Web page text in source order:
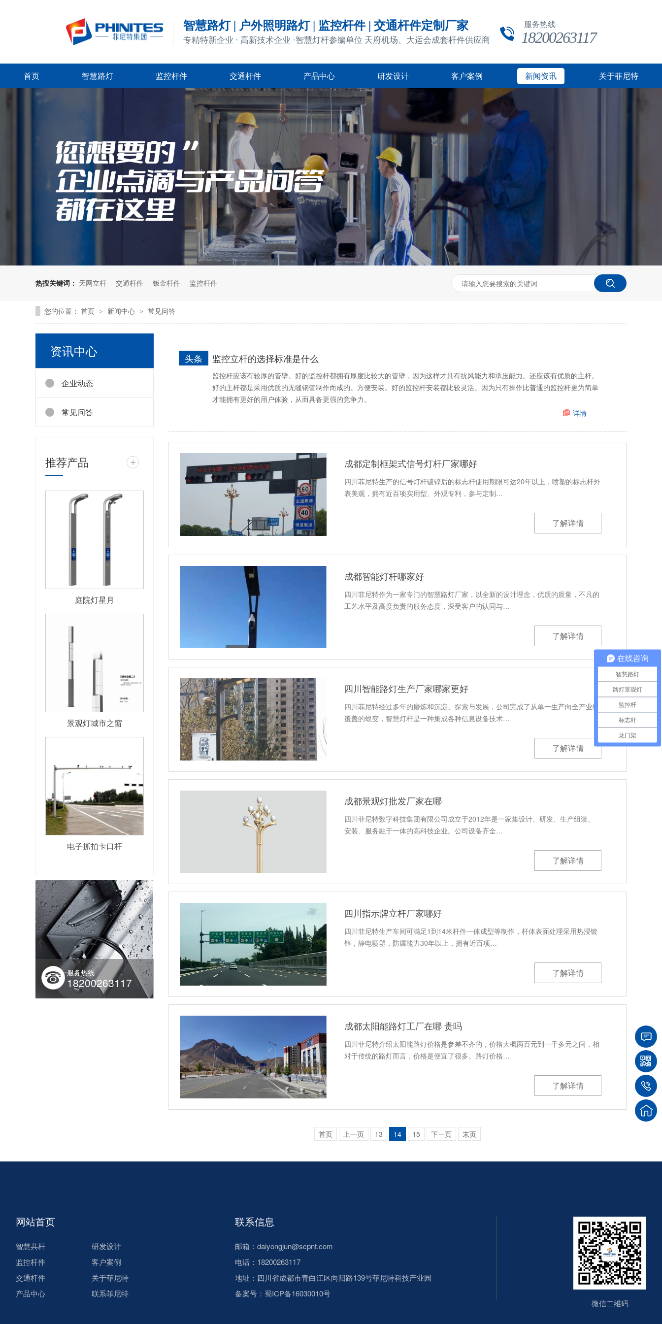
智慧路灯 | 户外照明路灯 | 监控杆件 | 交通杆件定制厂家
专精特新企业 · 高新技术企业 ·智慧灯杆参编单位 天府机场、大运会成套杆件供应商
服务热线
18200263117
首页 智慧路灯 监控杆件 交通杆件 产品中心 研发设计 客户案例 新闻资讯 关于菲尼特
热搜关键词： 天网立杆 交通杆件 钣金杆件 监控杆件
您的位置： 首页 > 新闻中心 > 常见问答
监控立杆的选择标准是什么
头条
监控杆应该有较厚的管壁。好的监控杆都拥有厚度比较大的管壁，因为这样才具有抗风能力和承压能力。还应该有优质的主杆。
好的主杆都是采用优质的无缝钢管制作而成的。方便安装。好的监控杆安装都比较灵活。因为只有操作比普通的监控杆更为简单
才能拥有更好的用户体验，从而具备更强的竞争力。
详情
​成都定制框架式信号灯杆厂家哪好
四川菲尼特生产的信号灯杆镀锌后的标志杆使用期限可达20年以上，喷塑的标志杆外
表美观，拥有近百项实用型、外观专利，参与定制…
了解详情
成都智能灯杆哪家好
四川菲尼特作为一家专门的智慧路灯厂家，以全新的设计理念，优质的质量，不凡的
工艺水平及高度负责的服务态度，深受客户的认同与…
了解详情
四川智能路灯生产厂家哪家更好
四川菲尼特经过多年的磨炼和沉淀、探索与发展，公司完成了从单一生产向全产业链
覆盖的蜕变，智慧灯杆是一种集成各种信息设备技术…
了解详情
成都景观灯批发厂家在哪
四川菲尼特数字科技集团有限公司成立于2012年是一家集设计、研发、生产组装、
安装、服务融于一体的高科技企业。公司设备齐全…
了解详情
四川指示牌立杆厂家哪好
四川菲尼特生产车间可满足1到14米杆件一体成型等制作，杆体表面处理采用热浸镀
锌，静电喷塑，防腐能力30年以上，拥有近百项…
了解详情
成都太阳能路灯工厂在哪 贵吗
四川菲尼特介绍太阳能路灯价格是参差不齐的，价格大概两百元到一千多元之间，相
对于传统的路灯而言，价格是便宜了很多。路灯价格…
了解详情
首页 上一页 13 14 15 下一页 末页
资讯中心
企业动态
常见问答
推荐产品 +
庭院灯星月
景观灯城市之窗
电子抓拍卡口杆
服务热线
18200263117
网站首页
智慧共杆
研发设计
监控杆件
客户案例
交通杆件
关于菲尼特
产品中心
联系菲尼特
联系信息
邮箱：daiyongjun@scpnt.com
电话：18200263117
地址：四川省成都市青白江区向阳路139号菲尼特科技产业园
备案号： 蜀ICP备16030010号
微信二维码
在线咨询
智慧路灯
路灯景观灯
监控杆
标志杆
龙门架